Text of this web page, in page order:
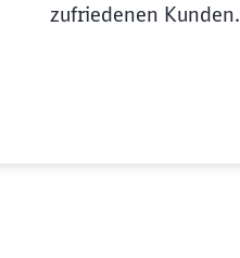
zufriedenen Kunden.